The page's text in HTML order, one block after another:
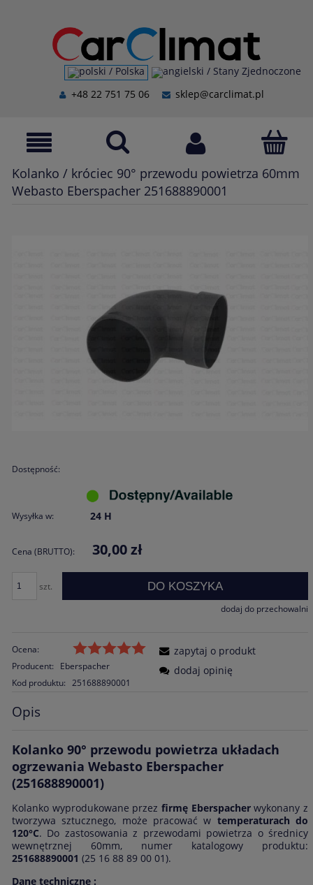
+48 22 751 75 06 sklep@carclimat.pl
Kolanko / króciec 90° przewodu powietrza 60mm
Webasto Eberspacher 251688890001
Dostępność:
Wysyłka w: 24 H
Cena (BRUTTO): 30,00 zł
szt. DO KOSZYKA
dodaj do przechowalni
Ocena:
Producent:
Eberspacher
Kod produktu: 251688890001
zapytaj o produkt
dodaj opinię
Opis
Kolanko 90° przewodu powietrza układach
ogrzewania Webasto Eberspacher
(251688890001)
Kolanko wyprodukowane przez firmę Eberspacherwykonany z
tworzywa sztucznego, może pracować w temperaturach do
120°C. Do zastosowania z przewodami powietrza o średnicy
wewnętrznej 60mm, numer katalogowy produktu:
251688890001 (25 16 88 89 00 01).
Dane techniczne :